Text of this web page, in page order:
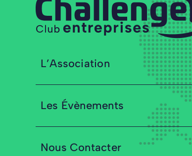
L’Association
Les Évènements
Nous Contacter